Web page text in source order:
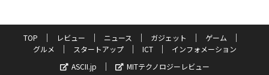
TOP レビュー ニュース ガジェット
ゲーム
グルメ
スタートアップ ICT
インフォメーション
ASCII.jp
MITテクノロジーレビュー